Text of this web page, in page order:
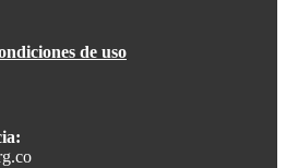
de uso